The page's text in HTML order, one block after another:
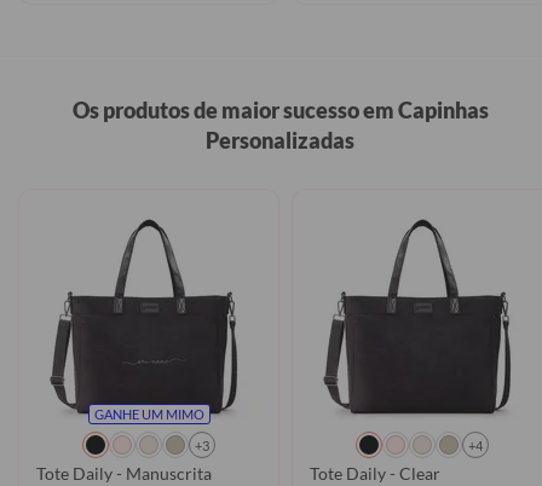
Os produtos de maior sucesso em Capinhas
Personalizadas
GANHE UM MIMO
+3
Tote Daily - Manuscrita
+4
Tote Daily - Clear